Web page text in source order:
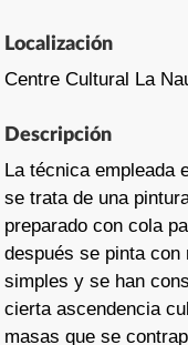
Localización
Centre Cultural La
Descripción
La técnica empleada
se trata de una
preparado con cola
después se pinta con
simples y se han
cierta ascendencia
masas que se